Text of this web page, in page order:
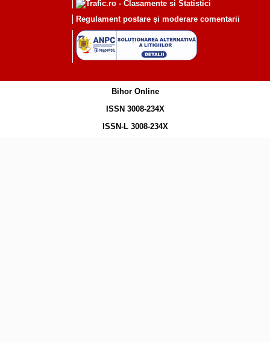
Regulament postare și moderare comentarii
Bihor Online
ISSN 3008-234X
ISSN-L 3008-234X